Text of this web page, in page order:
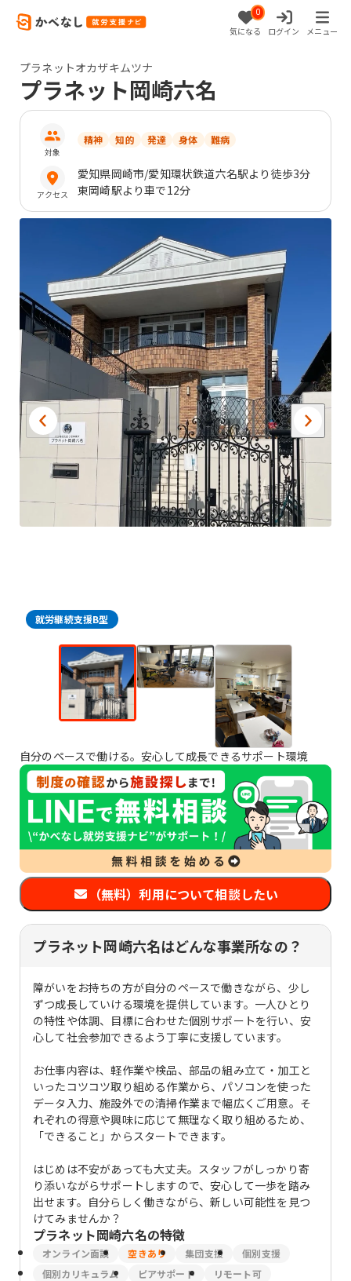
0
気になる ログイン メニュー
プラネットオカザキムツナ
プラネット岡崎六名
対象
精神 知的 発達 身体 難病
アクセス
愛知県岡崎市/愛知環状鉄道六名駅より徒歩3分
東岡崎駅より車で12分
就労継続支援B型
自分のペースで働ける。安心して成長できるサポート環境
（無料）利用について相談したい
プラネット岡崎六名はどんな事業所なの？
障がいをお持ちの方が自分のペースで働きながら、少し
ずつ成長していける環境を提供しています。一人ひとり
の特性や体調、目標に合わせた個別サポートを行い、安
心して社会参加できるよう丁寧に支援しています。
お仕事内容は、軽作業や検品、部品の組み立て・加工と
いったコツコツ取り組める作業から、パソコンを使った
データ入力、施設外での清掃作業まで幅広くご用意。そ
れぞれの得意や興味に応じて無理なく取り組めるため、
「できること」からスタートできます。
はじめは不安があっても大丈夫。スタッフがしっかり寄
り添いながらサポートしますので、安心して一歩を踏み
出せます。自分らしく働きながら、新しい可能性を見つ
けてみませんか？
プラネット岡崎六名の特徴
オンライン面談 空きあり 集団支援
個別支援
個別カリキュラム
ピアサポート
リモート可